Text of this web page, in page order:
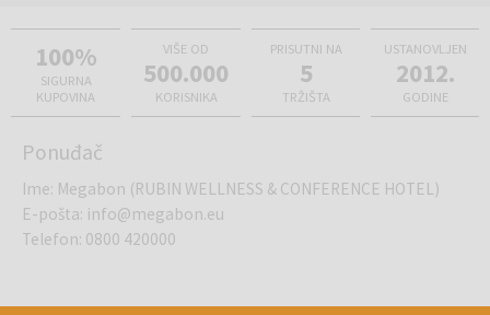
100%
SIGURNA
KUPOVINA
VIŠE OD
500.000
KORISNIKA
PRISUTNI NA
5
TRŽIŠTA
USTANOVLJEN
2012.
GODINE
Ponuđač
Ime: Megabon (RUBIN WELLNESS & CONFERENCE HOTEL)
E-pošta: info@megabon.eu
Telefon: 0800 420000